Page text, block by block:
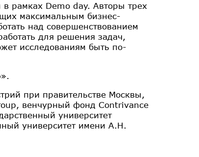
в рамках Demo day. Авторы трех
максимальным бизнес-
над совершенствованием
для решения задач,
исследованиям быть по-
при правительстве Москвы,
венчурный фонд Contrivance
университет
университет имени А.Н.